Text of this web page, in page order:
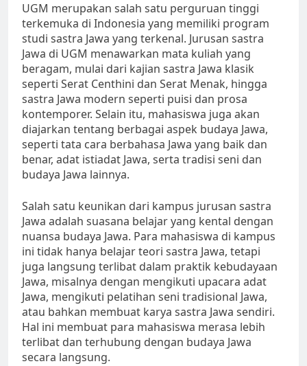
UGM merupakan salah satu perguruan tinggi
terkemuka di Indonesia yang memiliki program
studi sastra Jawa yang terkenal. Jurusan sastra
Jawa di UGM menawarkan mata kuliah yang
beragam, mulai dari kajian sastra Jawa klasik
seperti Serat Centhini dan Serat Menak, hingga
sastra Jawa modern seperti puisi dan prosa
kontemporer. Selain itu, mahasiswa juga akan
diajarkan tentang berbagai aspek budaya Jawa,
seperti tata cara berbahasa Jawa yang baik dan
benar, adat istiadat Jawa, serta tradisi seni dan
budaya Jawa lainnya.
Salah satu keunikan dari kampus jurusan sastra
Jawa adalah suasana belajar yang kental dengan
nuansa budaya Jawa. Para mahasiswa di kampus
ini tidak hanya belajar teori sastra Jawa, tetapi
juga langsung terlibat dalam praktik kebudayaan
Jawa, misalnya dengan mengikuti upacara adat
Jawa, mengikuti pelatihan seni tradisional Jawa,
atau bahkan membuat karya sastra Jawa sendiri.
Hal ini membuat para mahasiswa merasa lebih
terlibat dan terhubung dengan budaya Jawa
secara langsung.